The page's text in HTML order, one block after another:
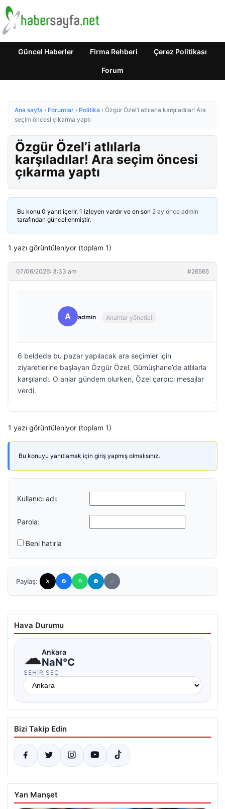
Güncel Haberler Firma Rehberi Çerez Politikası
Forum
Ana sayfa › Forumlar › Politika › Özgür Özel’i atlılarla karşıladılar! Ara
seçim öncesi çıkarma yaptı
Özgür Özel’i atlılarla
karşıladılar! Ara seçim öncesi
çıkarma yaptı
Bu konu 0 yanıt içerir, 1 izleyen vardır ve en son 2 ay önce admin
tarafından güncellenmiştir.
1 yazı görüntüleniyor (toplam 1)
07/06/2026: 3:33 am #26565
A admin Anahtar yönetici
6 beldede bu pazar yapılacak ara seçimler için
ziyaretlerine başlayan Özgür Özel, Gümüşhane’de atlılarla
karşılandı. O anlar gündem olurken, Özel çarpıcı mesajlar
verdi.
1 yazı görüntüleniyor (toplam 1)
Bu konuyu yanıtlamak için giriş yapmış olmalısınız.
Kullanıcı adı:
Parola:
Beni hatırla
Paylaş:
Hava Durumu
☁Ankara
NaN°C
ŞEHIR SEÇ
Bizi Takip Edin
Yan Manşet